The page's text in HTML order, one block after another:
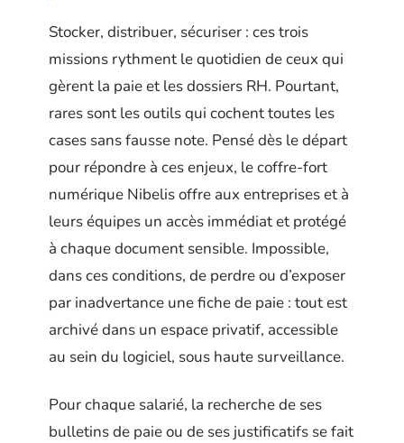
Stocker, distribuer, sécuriser : ces trois
missions rythment le quotidien de ceux qui
gèrent la paie et les dossiers RH. Pourtant,
rares sont les outils qui cochent toutes les
cases sans fausse note. Pensé dès le départ
pour répondre à ces enjeux, le coffre-fort
numérique Nibelis offre aux entreprises et à
leurs équipes un accès immédiat et protégé
à chaque document sensible. Impossible,
dans ces conditions, de perdre ou d’exposer
par inadvertance une fiche de paie : tout est
archivé dans un espace privatif, accessible
au sein du logiciel, sous haute surveillance.
Pour chaque salarié, la recherche de ses
bulletins de paie ou de ses justificatifs se fait